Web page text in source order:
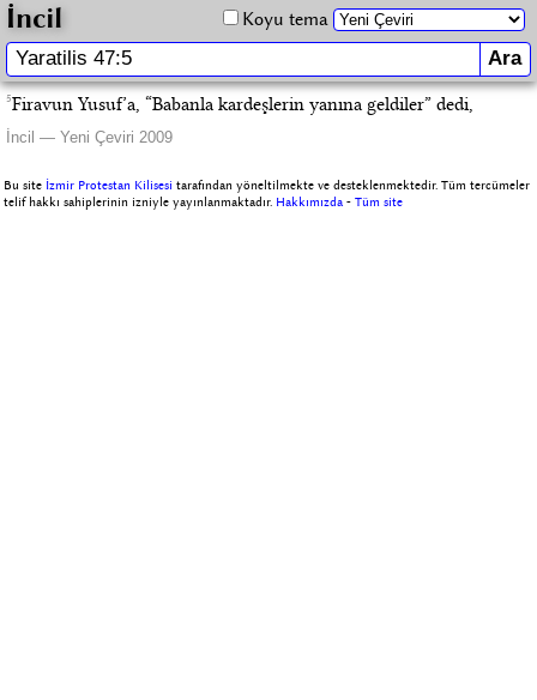
İncil Koyu tema
5Firavun Yusuf’a, “Babanla kardeşlerin yanına geldiler” dedi,
İncil — Yeni Çeviri 2009
Bu site İzmir Protestan Kilisesi tarafından yöneltilmekte ve desteklenmektedir. Tüm tercümeler
telif hakkı sahiplerinin izniyle yayınlanmaktadır. Hakkımızda -Tüm site